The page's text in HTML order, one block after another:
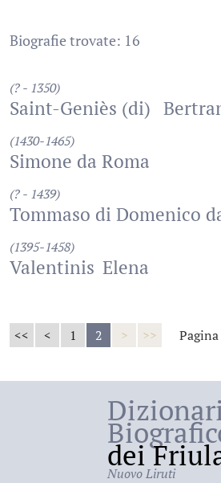
Biografie trovate: 16
(? - 1350)
Saint-Geniès (di)
(1430-1465)
Simone da Roma
(? - 1439)
Tommaso di Domenico
(1395-1458)
Valentinis Elena
<< < 1 2 > >>
dei
Nuovo Liruti